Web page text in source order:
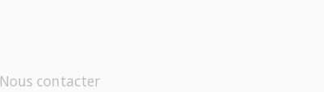
Nous contacter